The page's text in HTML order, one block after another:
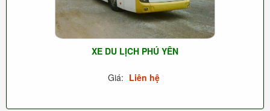
XE DU LỊCH PHÚ YÊN
Giá: Liên hệ